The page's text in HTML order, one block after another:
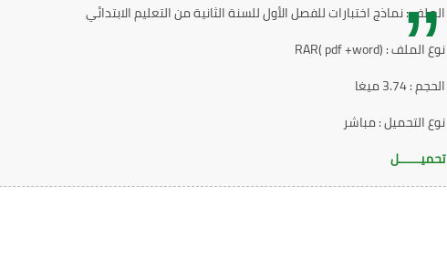
الملف : نماذج اختبارات للفصل الأول للسنة الثانية من التعليم الابتدائي
نوع الملف : RAR( pdf +word)
الحجم : 3.74 ميغا
نوع التحميل : مباشر
تحميــــــل